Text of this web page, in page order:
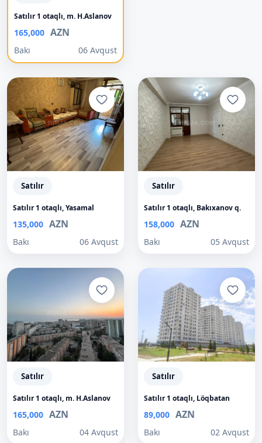
Satılır 1 otaqlı, m. H.Aslanov
165,000 AZN
Bakı 06 Avqust
Satılır
Satılır 1 otaqlı, Yasamal
135,000 AZN
Bakı 06 Avqust
Satılır
Satılır 1 otaqlı, Bakıxanov q.
158,000 AZN
Bakı 05 Avqust
Satılır
Satılır 1 otaqlı, m. H.Aslanov
165,000 AZN
Bakı 04 Avqust
Satılır
Satılır 1 otaqlı, Löqbatan
89,000 AZN
Bakı 02 Avqust